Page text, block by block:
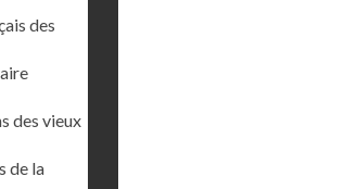
des
des vieux
de la